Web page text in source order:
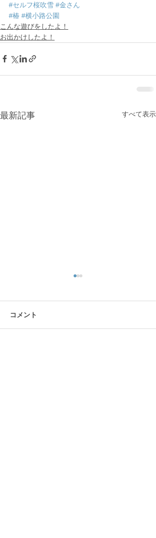
#セルフ桜吹雪 #金さん
#椿 #横小路公園
こんな遊びをしたよ！
お出かけしたよ！
最新記事 すべて表示
コメント